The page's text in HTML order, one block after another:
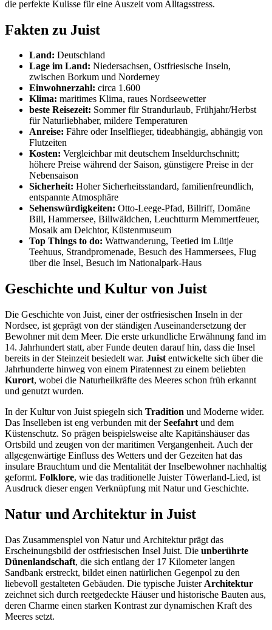
die perfekte Kulisse für eine Auszeit vom Alltagsstress.
Fakten zu Juist
Land: Deutschland
Lage im Land: Niedersachsen, Ostfriesische Inseln,
zwischen Borkum und Norderney
Einwohnerzahl: circa 1.600
Klima: maritimes Klima, raues Nordseewetter
beste Reisezeit: Sommer für Strandurlaub, Frühjahr/Herbst
für Naturliebhaber, mildere Temperaturen
Anreise: Fähre oder Inselflieger, tideabhängig, abhängig von
Flutzeiten
Kosten: Vergleichbar mit deutschem Inseldurchschnitt;
höhere Preise während der Saison, günstigere Preise in der
Nebensaison
Sicherheit: Hoher Sicherheitsstandard, familienfreundlich,
entspannte Atmosphäre
Sehenswürdigkeiten: Otto-Leege-Pfad, Billriff, Domäne
Bill, Hammersee, Billwäldchen, Leuchtturm Memmertfeuer,
Mosaik am Deichtor, Küstenmuseum
Top Things to do: Wattwanderung, Teetied im Lütje
Teehuus, Strandpromenade, Besuch des Hammersees, Flug
über die Insel, Besuch im Nationalpark-Haus
Geschichte und Kultur von Juist
Die Geschichte von Juist, einer der ostfriesischen Inseln in der
Nordsee, ist geprägt von der ständigen Auseinandersetzung der
Bewohner mit dem Meer. Die erste urkundliche Erwähnung fand im
14. Jahrhundert statt, aber Funde deuten darauf hin, dass die Insel
bereits in der Steinzeit besiedelt war. Juist entwickelte sich über die
Jahrhunderte hinweg von einem Piratennest zu einem beliebten
Kurort, wobei die Naturheilkräfte des Meeres schon früh erkannt
und genutzt wurden.
In der Kultur von Juist spiegeln sich Tradition und Moderne wider.
Das Inselleben ist eng verbunden mit derSeefahrt und dem
Küstenschutz. So prägen beispielsweise alte Kapitänshäuser das
Ortsbild und zeugen von der maritimen Vergangenheit. Auch der
allgegenwärtige Einfluss des Wetters und der Gezeiten hat das
insulare Brauchtum und die Mentalität der Inselbewohner nachhaltig
geformt. Folklore, wie das traditionelle Juister Töwerland-Lied, ist
Ausdruck dieser engen Verknüpfung mit Natur und Geschichte.
Natur und Architektur in Juist
Das Zusammenspiel von Natur und Architektur prägt das
Erscheinungsbild der ostfriesischen Insel Juist. Die unberührte
Dünenlandschaft, die sich entlang der 17 Kilometer langen
Sandbank erstreckt, bildet einen natürlichen Gegenpol zu den
liebevoll gestalteten Gebäuden. Die typische Juister Architektur
zeichnet sich durch reetgedeckte Häuser und historische Bauten aus,
deren Charme einen starken Kontrast zur dynamischen Kraft des
Meeres setzt.